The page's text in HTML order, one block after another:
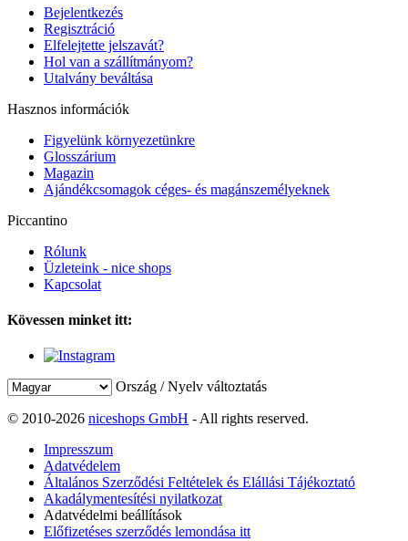
Bejelentkezés
Regisztráció
Elfelejtette jelszavát?
Hol van a szállítmányom?
Utalvány beváltása
Hasznos információk
Figyelünk környezetünkre
Glosszárium
Magazin
Ajándékcsomagok céges- és magánszemélyeknek
Piccantino
Rólunk
Üzleteink - nice shops
Kapcsolat
Kövessen minket itt:
Ország / Nyelv változtatás
© 2010-2026 niceshops GmbH - All rights reserved.
Impresszum
Adatvédelem
Általános Szerződési Feltételek és Elállási Tájékoztató
Akadálymentesítési nyilatkozat
Adatvédelmi beállítások
Előfizetéses szerződés lemondása itt